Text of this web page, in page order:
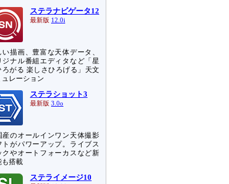
ステラナビゲータ12
最新版 12.0i
い描画、豊富な天体データ、
ジナル番組エディタなど「星
ろがる 楽しさひろげる」天文
ュレーション
ステラショット3
最新版 3.0o
産のオールインワン天体撮影
トがパワーアップ。ライブス
クやオートフォーカスなど新
も搭載
ステライメージ10